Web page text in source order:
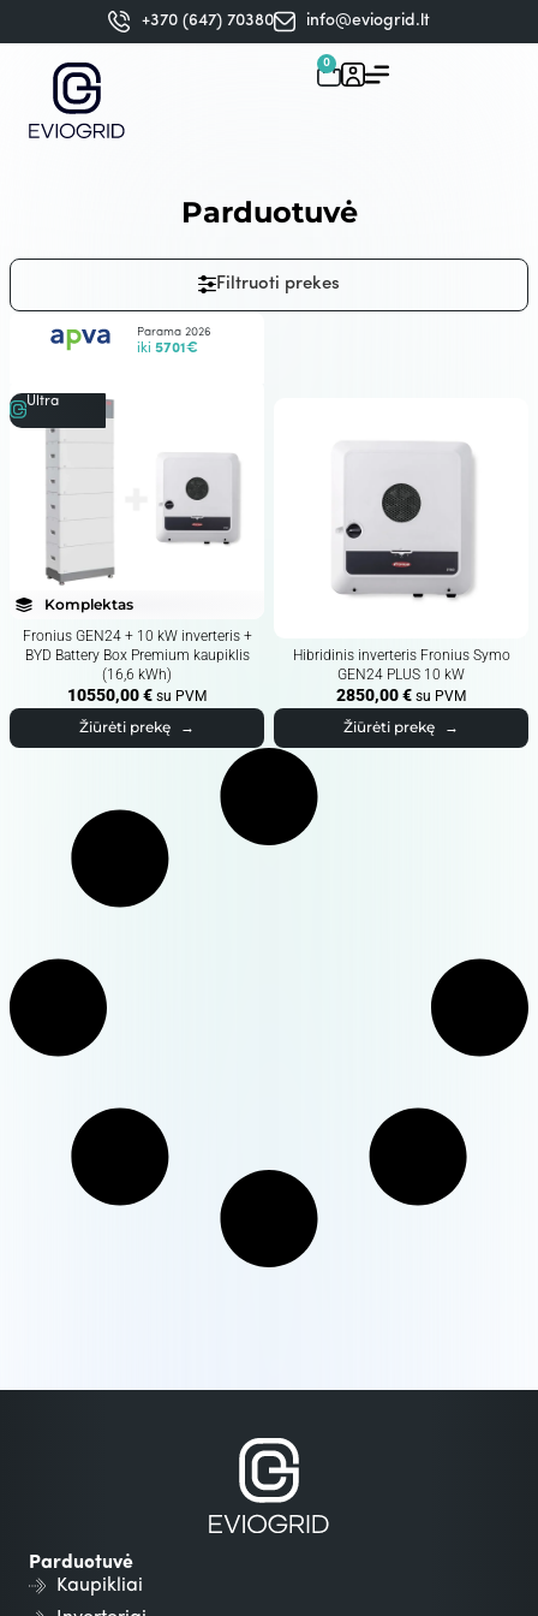
+370 (647) 70380 info@eviogrid.lt
0
Parduotuvė
Filtruoti prekes
Parama 2026
iki 5701€
Ultra
Komplektas
Fronius GEN24 + 10 kW inverteris +
BYD Battery Box Premium kaupiklis
(16,6 kWh)
10550,00€ su PVM
Žiūrėti prekę →
Hibridinis inverteris Fronius Symo
GEN24 PLUS 10 kW
2850,00€ su PVM
Žiūrėti prekę →
Parduotuvė
Kaupikliai